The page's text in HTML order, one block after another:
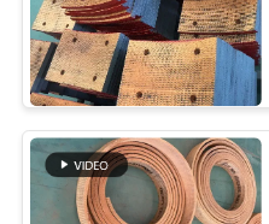
PRIVACY
POLICY